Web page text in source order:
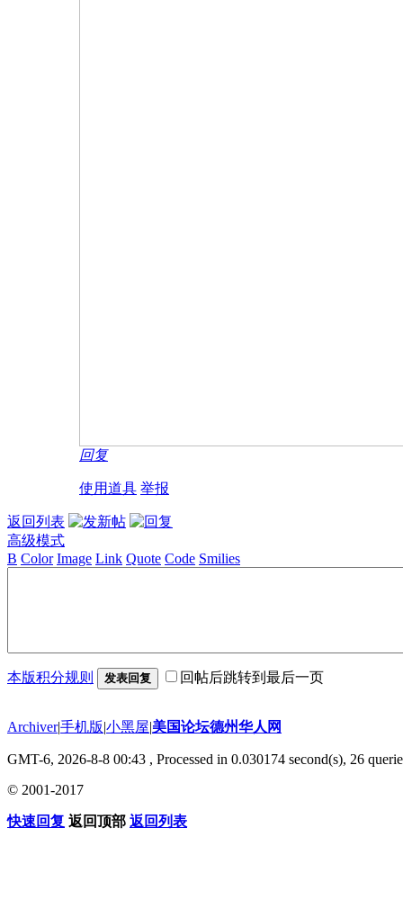
回复
使用道具 举报
返回列表
高级模式
B Color Image Link Quote Code Smilies
本版积分规则 发表回复 回帖后跳转到最后一页
Archiver|手机版|小黑屋|美国论坛德州华人网
GMT-6, 2026-8-8 00:43 , Processed in 0.030174 second(s), 26
© 2001-2017
快速回复 返回顶部 返回列表